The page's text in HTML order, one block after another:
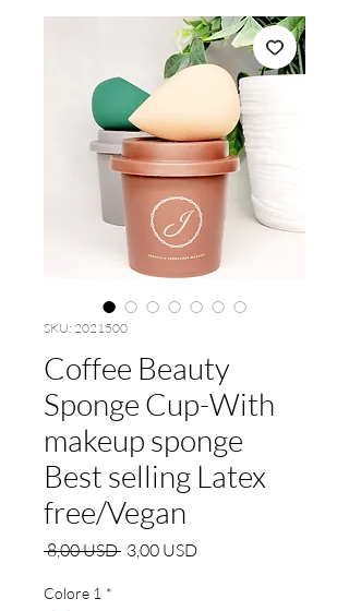
SKU: 2021500
Coffee Beauty
Sponge Cup-With
makeup sponge
Best selling Latex
free/Vegan
8,00 USD Prezzo
3,00 USDPrezzo
Colore 1 *